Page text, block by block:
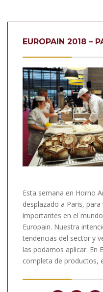
EUROPAIN 2018 –
Esta semana en Horno
desplazado a Paris,
importantes en el
Europain. Nuestra
tendencias del sector y
las podamos aplicar. En
completa de productos,